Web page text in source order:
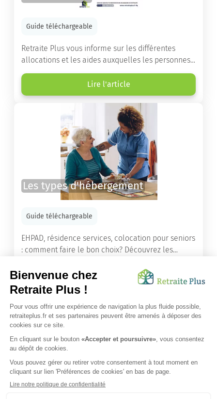
Guide téléchargeable
Retraite Plus vous informe sur les différentes
allocations et les aides auxquelles les personnes
âgées ont droit pour financer un séjour en maison
de retraite ou un maintien à domicile.
Lire l'article
Les types d'hébergement
Guide téléchargeable
EHPAD, résidence services, colocation pour seniors
: comment faire le bon choix? Découvrez les
ainés.
Lire l'article
Vous avez besoin d’une aide de nos équipes ?
Obtenir les tarifs & disponibilités